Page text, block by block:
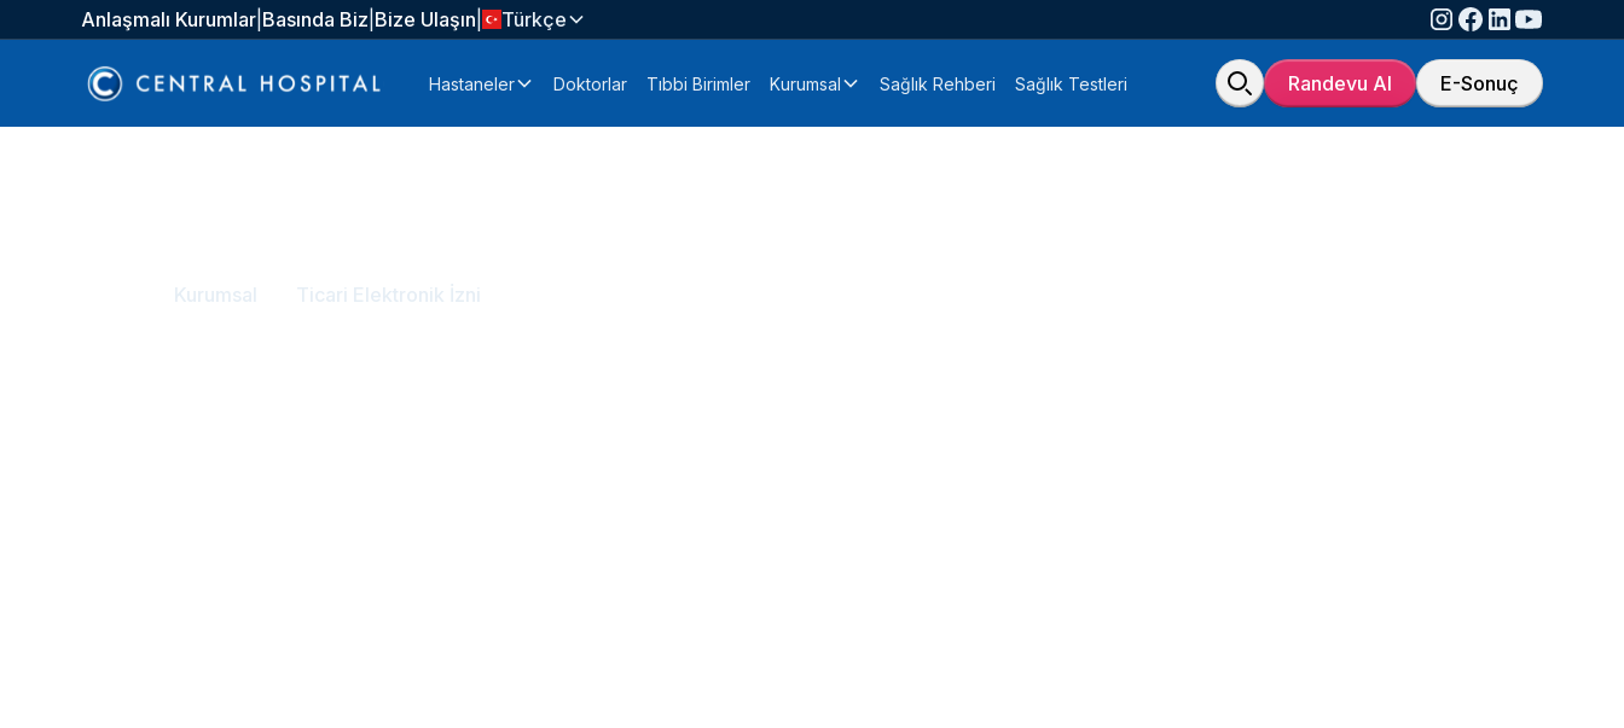
Anlaşmalı Kurumlar Basında Biz Bize Ulaşın Türkçe
Hastaneler Doktorlar Tıbbi Birimler Kurumsal Sağlık Rehberi Sağlık Testleri Randevu Al E-Sonuç
Kurumsal Ticari Elektronik İzni